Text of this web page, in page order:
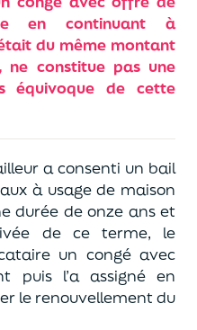
en continuant à
du même montant
constitue pas une
équivoque de cette
a consenti un bail
à usage de maison
durée de onze ans et
de ce terme, le
un congé avec
puis l’a assigné en
le renouvellement du